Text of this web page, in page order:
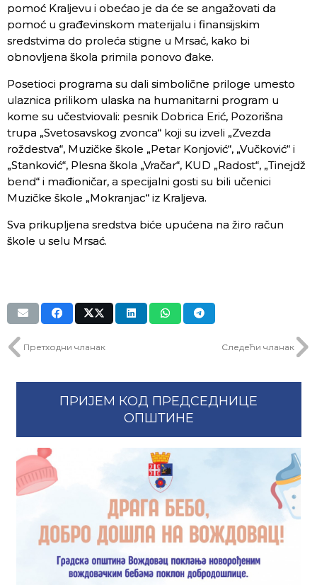
pomoć Kraljevu i obećao je da će se angažovati da
pomoć u građevinskom materijalu i finansijskim
sredstvima do proleća stigne u Mrsać, kako bi
obnovljena škola primila ponovo đake.
Posetioci programa su dali simbolične priloge umesto
ulaznica prilikom ulaska na humanitarni program u
kome su učestviovali: pesnik Dobrica Erić, Pozorišna
trupa „Svetosavskog zvonca“ koji su izveli „Zvezda
roždestva“, Muzičke škole „Petar Konjović“, „Vučković“ i
„Stanković“, Plesna škola „Vračar“, KUD „Radost“, „Tinejdž
bend“ i mađioničar, a specijalni gosti su bili učenici
Muzičke škole „Mokranjac“ iz Kraljeva.
Sva prikupljena sredstva biće upućena na žiro račun
škole u selu Mrsać.
Претходни чланак Следећи чланак
ПРИЈЕМ КОД ПРЕДСЕДНИЦЕ
ОПШТИНЕ